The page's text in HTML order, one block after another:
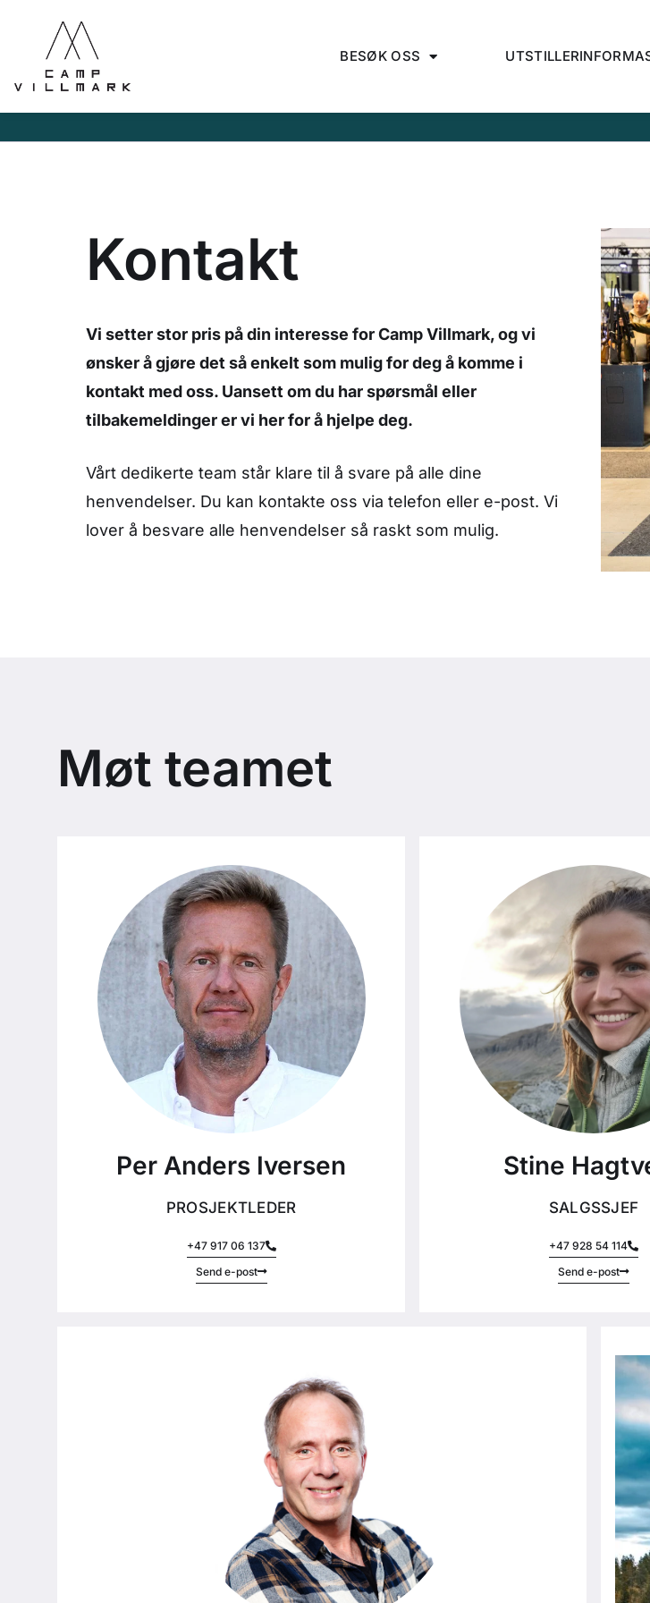
BESØK OSS
Kontakt
Vi setter stor pris på din interesse for Camp Villmark, og vi
ønsker å gjøre det så enkelt som mulig for deg å komme i
kontakt med oss. Uansett om du har spørsmål eller
tilbakemeldinger er vi her for å hjelpe deg.
Vårt dedikerte team står klare til å svare på alle dine
henvendelser. Du kan kontakte oss via telefon eller e-post. Vi
lover å besvare alle henvendelser så raskt som mulig.
Møt teamet
Per Anders Iversen
PROSJEKTLEDER
+47 917 06 137
Send e-post
Stine
SALGSSJEF
+47 928 54 114
Send e-post